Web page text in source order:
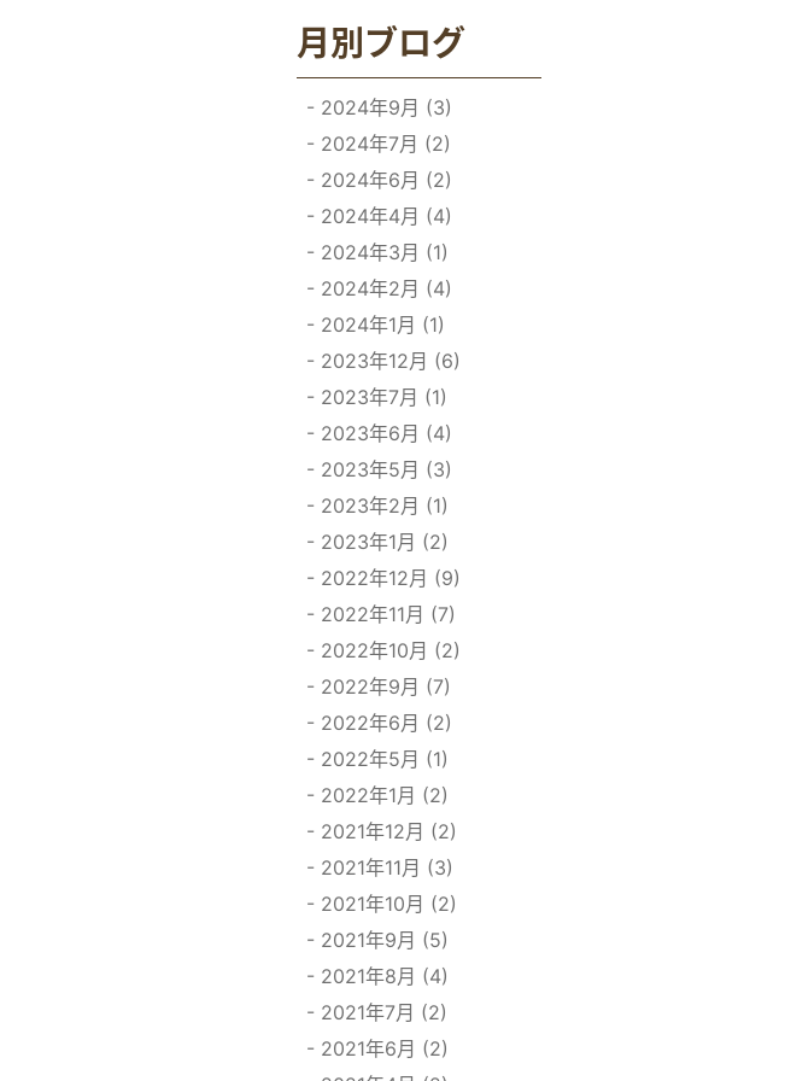
月別ブログ
2024年9月 (3)
2024年7月 (2)
2024年6月 (2)
2024年4月 (4)
2024年3月 (1)
2024年2月 (4)
2024年1月 (1)
2023年12月 (6)
2023年7月 (1)
2023年6月 (4)
2023年5月 (3)
2023年2月 (1)
2023年1月 (2)
2022年12月 (9)
2022年11月 (7)
2022年10月 (2)
2022年9月 (7)
2022年6月 (2)
2022年5月 (1)
2022年1月 (2)
2021年12月 (2)
2021年11月 (3)
2021年10月 (2)
2021年9月 (5)
2021年8月 (4)
2021年7月 (2)
2021年6月 (2)